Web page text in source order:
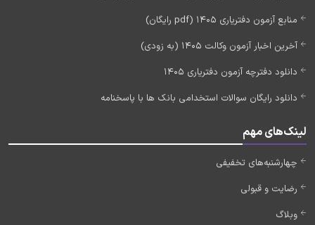
منابع آزمون دفتریاری 1405 (pdf رایگان)
آخرین اخبار آزمون وکالت 1405 (به زودی)
دانلود دفترچه آزمون دفتریاری 1405
دانلود رایگان سوالات استخدامی بانک ها با پاسخنامه
لینک‌های مهم
چهارشنبه‌های تخفیفی
رضایت و قبولی
وبلاگ